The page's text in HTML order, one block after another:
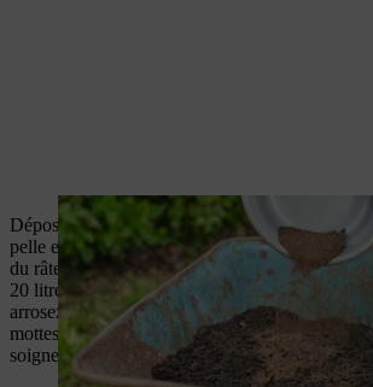
Déposez maintenant le compost enrichi sur la
pelle et insérez soigneusement le compost dans
du râteau. Selon la taille de la souche, cela
20 litres. Tapotez soigneusement le compost
arrosez ensuite avec un arrosoir. Tapotez
mottes de gazon retirées autour des pierres et
soigneusement.